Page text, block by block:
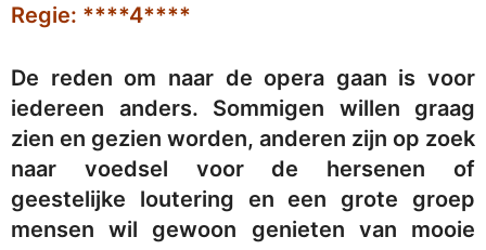
Regie: ****4****
De reden om naar de opera gaan is voor
iedereen anders. Sommigen willen graag
zien en gezien worden, anderen zijn op zoek
naar voedsel voor de hersenen of
geestelijke loutering en een grote groep
mensen wil gewoon genieten van mooie